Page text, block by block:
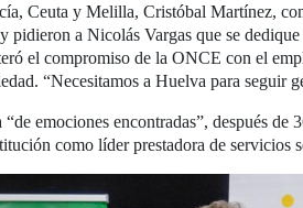
Ceuta y Melilla, Cristóbal Martínez,
a Nicolás Vargas que se
el compromiso de la ONCE con el
“Necesitamos a Huelva para seguir
emociones encontradas”, después
como líder prestadora de servicios